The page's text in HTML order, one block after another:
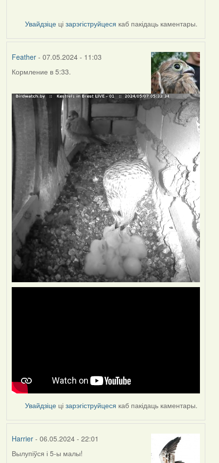
Увайдзіце цізарэгіструйцеся каб пакідаць каментары.
Feather- 07.05.2024 - 11:03
Кормление в 5:33.
Увайдзіце цізарэгіструйцеся каб пакідаць каментары.
Harrier- 06.05.2024 - 22:01
Вылупіўся і 5-ы малы!